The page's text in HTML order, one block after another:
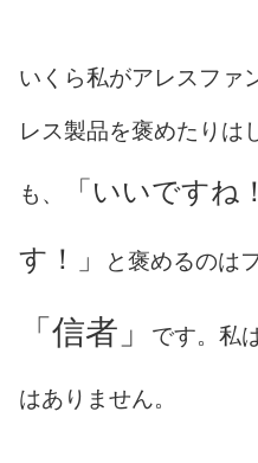
いくら私がアレスファ
レス製品を褒めたりは
も、 「いいですね
す！」 と褒めるのは
「信者」 です。私
はありません。